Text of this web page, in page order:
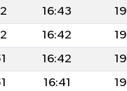
16:43
16:42
16:42
16:41